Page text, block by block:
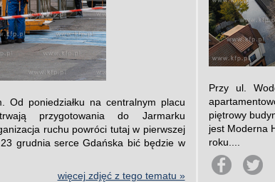
Od poniedziałku na centralnym placu
przygotowania do Jarmarku
ruchu powróci tutaj w pierwszej
grudnia serce Gdańska bić będzie w
więcej zdjęć z tego tematu »
Przy ul.
piętrowy
jest Moderna
roku....